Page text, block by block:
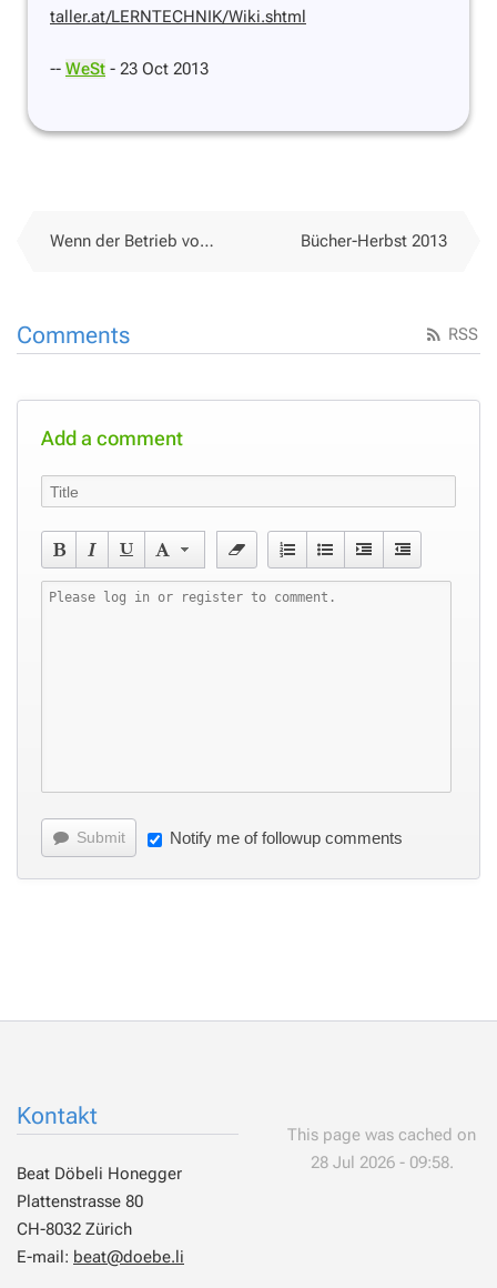
taller.at/LERNTECHNIK/Wiki.shtml
-- WeSt - 23 Oct 2013
Wenn der Betrieb von Lehrmitteln plötzlich kostet Bücher-Herbst 2013
RSS
Comments
Add a comment
Submit Notify me of followup comments
Kontakt
Beat Döbeli Honegger
Plattenstrasse 80
CH-8032 Zürich
E-mail: beat@doebe.li
This page was cached on
28 Jul 2026 - 09:58.